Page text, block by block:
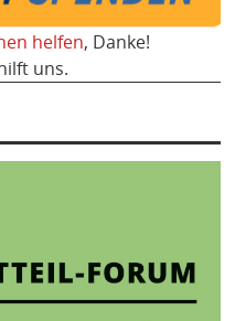
helfen, Danke!
uns.